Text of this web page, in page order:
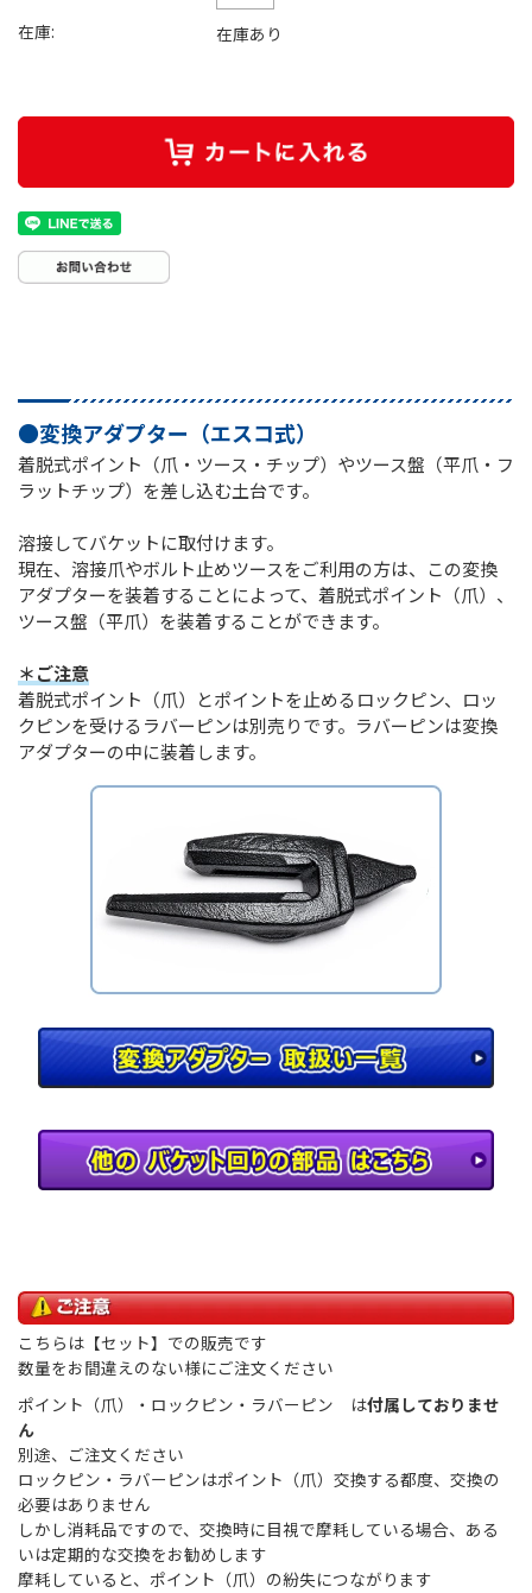
在庫:
在庫あり
●変換アダプター（エスコ式）
着脱式ポイント（爪・ツース・チップ）やツース盤（平爪・フ
ラットチップ）を差し込む土台です。
溶接してバケットに取付けます。
現在、溶接爪やボルト止めツースをご利用の方は、この変換
アダプターを装着することによって、着脱式ポイント（爪）、
ツース盤（平爪）を装着することができます。
＊ご注意
着脱式ポイント（爪）とポイントを止めるロックピン、ロッ
クピンを受けるラバーピンは別売りです。ラバーピンは変換
アダプターの中に装着します。
こちらは【セット】での販売です
数量をお間違えのない様にご注文ください
ポイント（爪）・ロックピン・ラバーピン は付属しておりませ
ん
別途、ご注文ください
ロックピン・ラバーピンはポイント（爪）交換する都度、交換の
必要はありません
しかし消耗品ですので、交換時に目視で摩耗している場合、ある
いは定期的な交換をお勧めします
摩耗していると、ポイント（爪）の紛失につながります